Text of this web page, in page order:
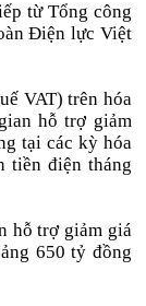
từ Tổng công
Điện lực Việt
VAT) trên hóa
hỗ trợ giảm
tại các kỳ hóa
tiền điện tháng
hỗ trợ giảm giá
650 tỷ đồng